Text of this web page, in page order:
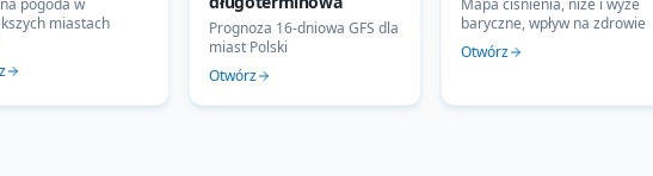
pogoda w
miastach
Prognoza 16-dniowa GFS dla
miast Polski
Otwórz
Mapa ciśnienia, niże i wyże
baryczne, wpływ na zdrowie
Otwórz